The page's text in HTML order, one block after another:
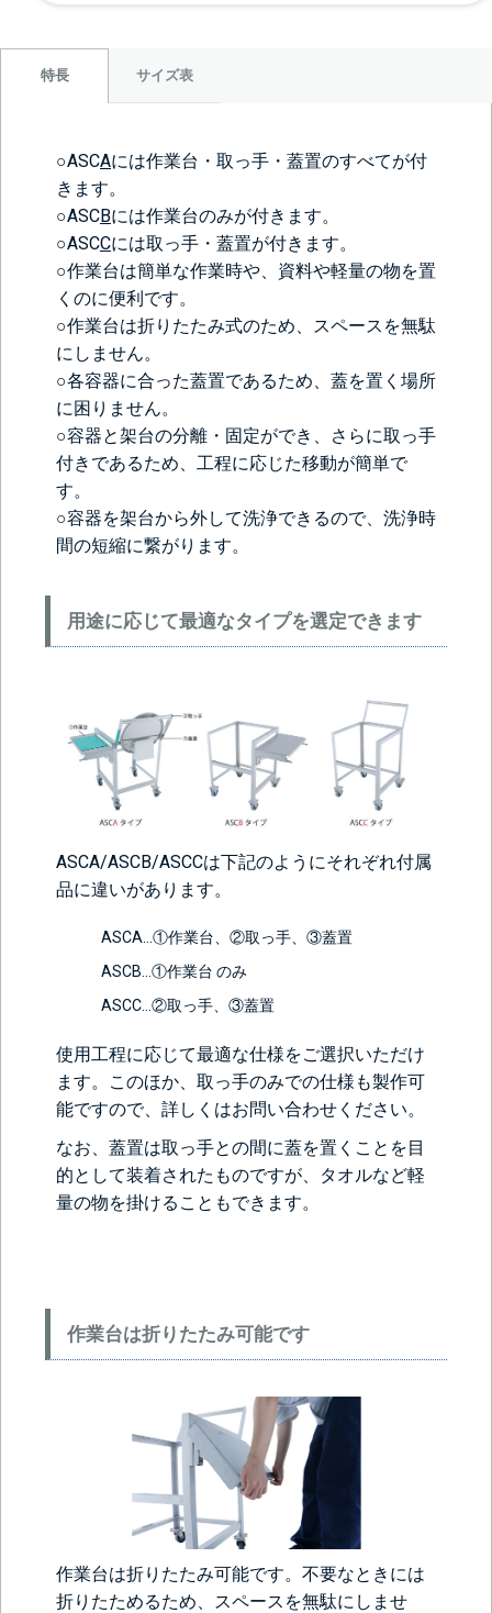
特長 サイズ表
○ASCAには作業台・取っ手・蓋置のすべてが付
きます。
○ASCBには作業台のみが付きます。
○ASCCには取っ手・蓋置が付きます。
○作業台は簡単な作業時や、資料や軽量の物を置
くのに便利です。
○作業台は折りたたみ式のため、スペースを無駄
にしません。
○各容器に合った蓋置であるため、蓋を置く場所
に困りません。
○容器と架台の分離・固定ができ、さらに取っ手
付きであるため、工程に応じた移動が簡単で
す。
○容器を架台から外して洗浄できるので、洗浄時
間の短縮に繋がります。
用途に応じて最適なタイプを選定できます
ASCA/ASCB/ASCCは下記のようにそれぞれ付属
品に違いがあります。
ASCA…①作業台、②取っ手、③蓋置
ASCB…①作業台 のみ
ASCC…②取っ手、③蓋置
使用工程に応じて最適な仕様をご選択いただけ
ます。このほか、取っ手のみでの仕様も製作可
能ですので、詳しくはお問い合わせください。
なお、蓋置は取っ手との間に蓋を置くことを目
的として装着されたものですが、タオルなど軽
量の物を掛けることもできます。
作業台は折りたたみ可能です
作業台は折りたたみ可能です。不要なときには
折りたためるため、スペースを無駄にしませ